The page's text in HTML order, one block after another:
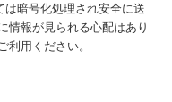
は暗号化処理され安全に送
情報が見られる心配はあり
利用ください。